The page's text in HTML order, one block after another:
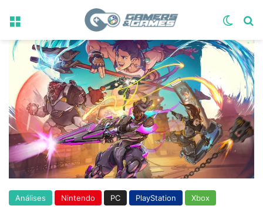
Menu
Análises Nintendo PC PlayStation Xbox